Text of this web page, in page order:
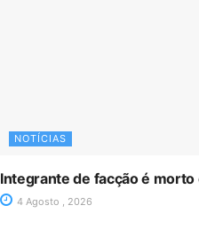
NOTÍCIAS
Integrante de facção é
4 Agosto , 2026